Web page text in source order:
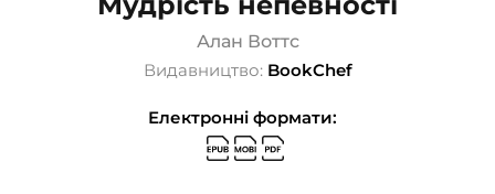
Алан Воттс
Видавництво: BookChef
Електронні формати: